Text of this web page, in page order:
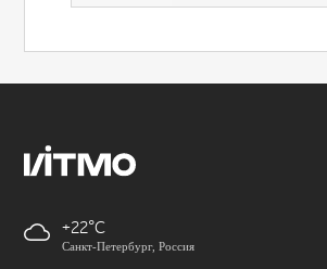
+22
Санкт-Петербург, Россия